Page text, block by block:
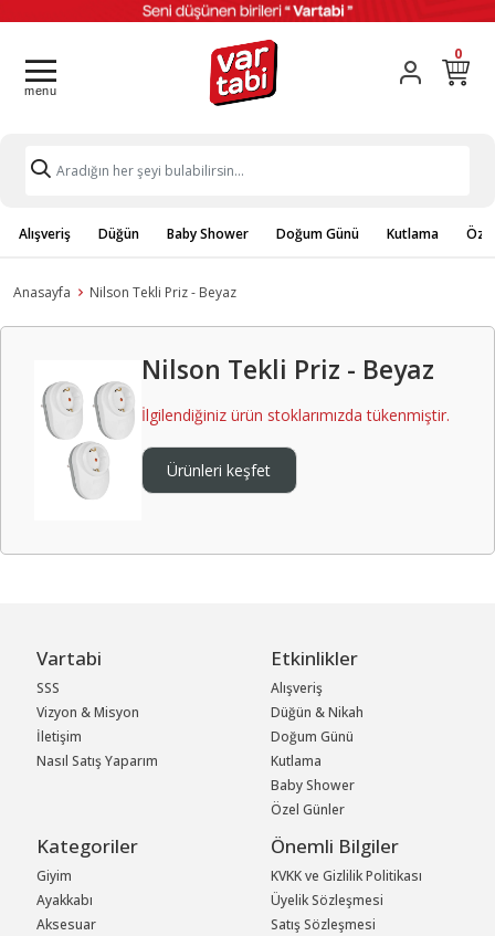
0
Alışveriş Düğün Baby Shower Doğum Günü Kutlama
Anasayfa Nilson Tekli Priz - Beyaz
Nilson Tekli Priz - Beyaz
İlgilendiğiniz ürün stoklarımızda tükenmiştir.
Ürünleri keşfet
Vartabi
SSS
Vizyon & Misyon
İletişim
Nasıl Satış Yaparım
Etkinlikler
Alışveriş
Düğün & Nikah
Doğum Günü
Kutlama
Baby Shower
Özel Günler
Kategoriler
Giyim
Ayakkabı
Aksesuar
Önemli Bilgiler
KVKK ve Gizlilik Politikası
Üyelik Sözleşmesi
Satış Sözleşmesi